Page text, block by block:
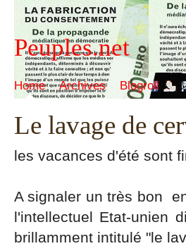
Peuples.net
Home Archives Blogroll
Le lavage de
les vacances d'été sont
A signaler un très bon
l'intellectuel Etat-unien
brillamment intitulé "le